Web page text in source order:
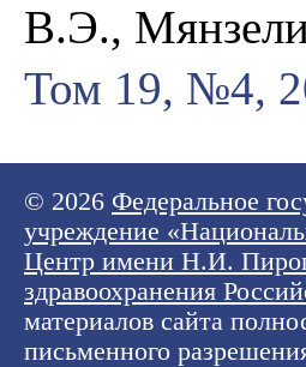
В.Э.,
Том 19, №4,
© 2026 Федеральное
учреждение
Центр имени Н.И.
здравоохранения
материалов сайта
письменного